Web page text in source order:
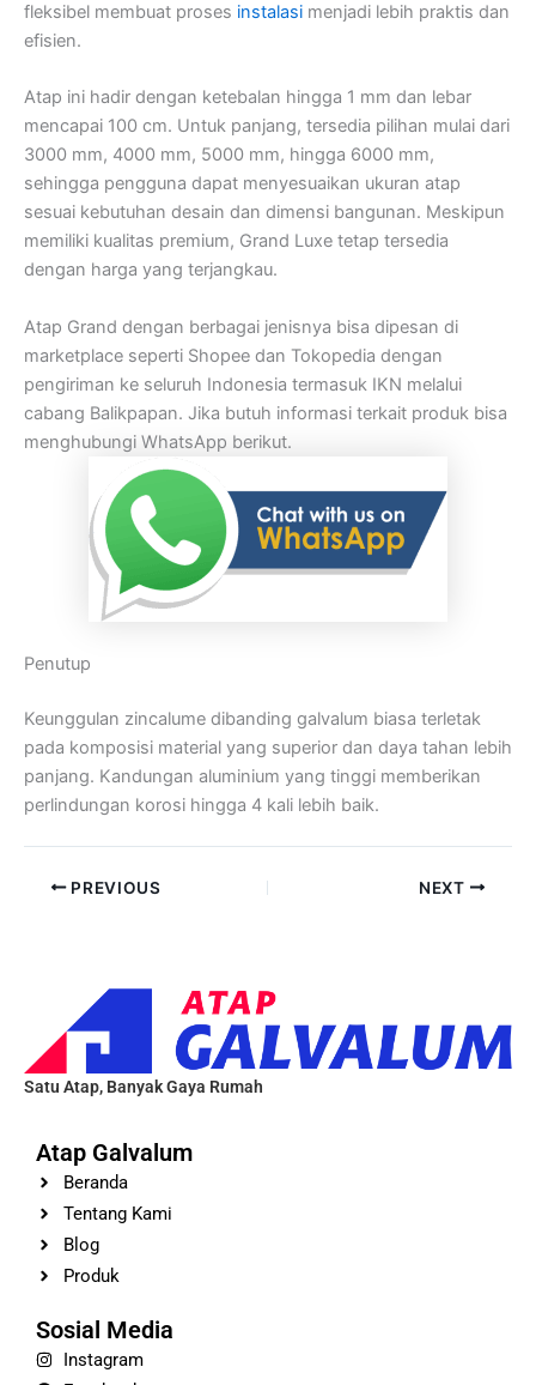
fleksibel membuat proses instalasi menjadi lebih praktis dan
efisien.
Atap ini hadir dengan ketebalan hingga 1 mm dan lebar
mencapai 100 cm. Untuk panjang, tersedia pilihan mulai dari
3000 mm, 4000 mm, 5000 mm, hingga 6000 mm,
sehingga pengguna dapat menyesuaikan ukuran atap
sesuai kebutuhan desain dan dimensi bangunan. Meskipun
memiliki kualitas premium, Grand Luxe tetap tersedia
dengan harga yang terjangkau.
Atap Grand dengan berbagai jenisnya bisa dipesan di
marketplace seperti Shopee dan Tokopedia dengan
pengiriman ke seluruh Indonesia termasuk IKN melalui
cabang Balikpapan. Jika butuh informasi terkait produk bisa
menghubungi WhatsApp berikut.
Penutup
Keunggulan zincalume dibanding galvalum biasa terletak
pada komposisi material yang superior dan daya tahan lebih
panjang. Kandungan aluminium yang tinggi memberikan
perlindungan korosi hingga 4 kali lebih baik.
PREVIOUS NEXT
Satu Atap, Banyak Gaya Rumah
Atap Galvalum
Beranda
Tentang Kami
Blog
Produk
Sosial Media
Instagram